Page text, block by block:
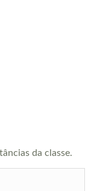
da classe.